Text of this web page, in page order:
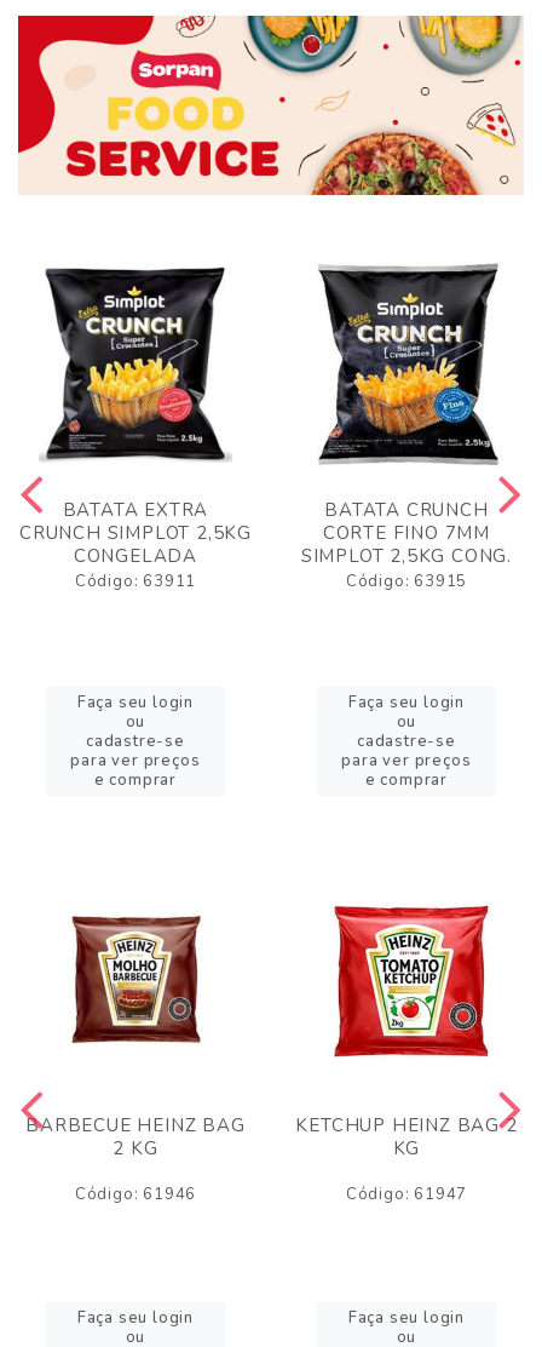
BATATA EXTRA
CRUNCH SIMPLOT 2,5KG
CONGELADA
Código: 63911
Faça seu login
ou
cadastre-se
para ver preços
e comprar
BATATA CRUNCH
CORTE FINO 7MM
SIMPLOT 2,5KG CONG.
Código: 63915
Faça seu login
ou
cadastre-se
para ver preços
e comprar
BARBECUE HEINZ BAG
2 KG
Código: 61946
Faça seu login
ou
KETCHUP HEINZ BAG 2
KG
Código: 61947
Faça seu login
ou